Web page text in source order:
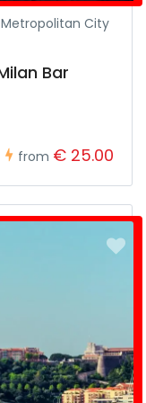
Metropolitan City
Bar
from € 25.00